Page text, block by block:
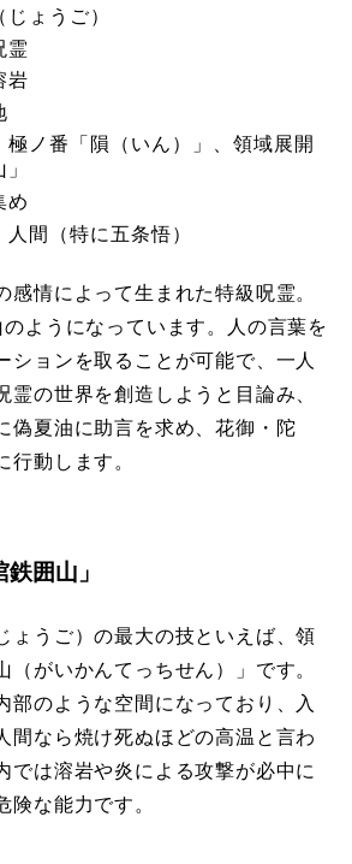
ょうご）
霊
岩
極ノ番「隕（いん）」、領域展開
め
間（特に五条悟）
感情によって生まれた特級呪霊。
ようになっています。人の言葉を
ションを取ることが可能で、一人
霊の世界を創造しようと目論み、
偽夏油に助言を求め、花御・陀
行動します。
囲山」
ょうご）の最大の技といえば、領
（がいかんてっちせん）」です。
部のような空間になっており、入
間なら焼け死ぬほどの高温と言わ
では溶岩や炎による攻撃が必中に
険な能力です。